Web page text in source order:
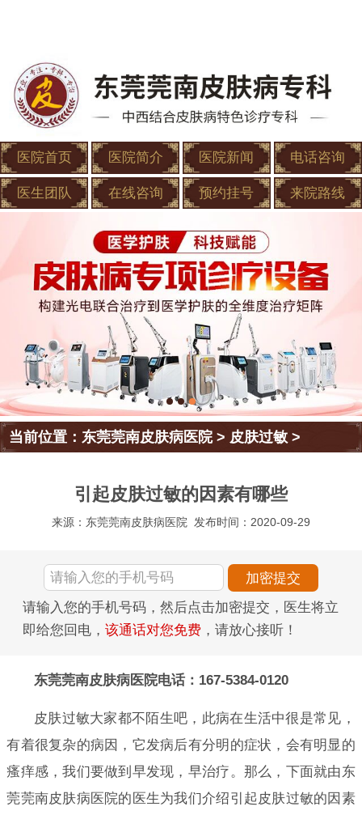
医院首页 医院简介 医院新闻 电话咨询
医生团队 在线咨询 预约挂号 来院路线
当前位置：东莞莞南皮肤病医院> 皮肤过敏 >
引起皮肤过敏的因素有哪些
来源：东莞莞南皮肤病医院 发布时间：2020-09-29
请输入您的手机号码，然后点击加密提交，医生将立
即给您回电， 该通话对您免费 ，请放心接听！
东莞莞南皮肤病医院电话：167-5384-0120
皮肤过敏大家都不陌生吧，此病在生活中很是常见，
有着很复杂的病因，它发病后有分明的症状，会有明显的
瘙痒感，我们要做到早发现，早治疗。那么，下面就由东
莞莞南皮肤病医院的医生为我们介绍引起皮肤过敏的因素